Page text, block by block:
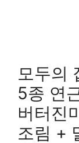
모두의
5종 연
버터진
조림 +